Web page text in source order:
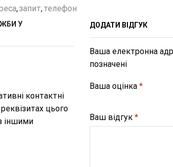
,запит,телефон
У
контактні
цього
іншими
ДОДАТИ ВІДГУК
Ваша електронна
позначені
Ваша оцінка *
Ваш відгук *